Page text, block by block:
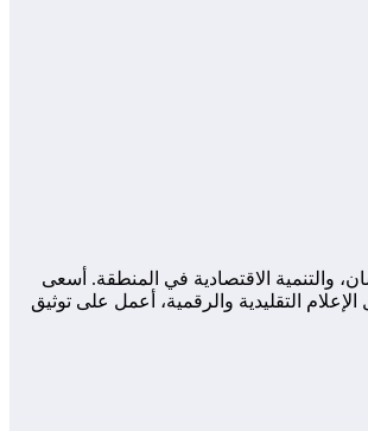
والتنمية الاقتصادية في المنطقة. أسعى
التقليدية والرقمية، أعمل على توثيق